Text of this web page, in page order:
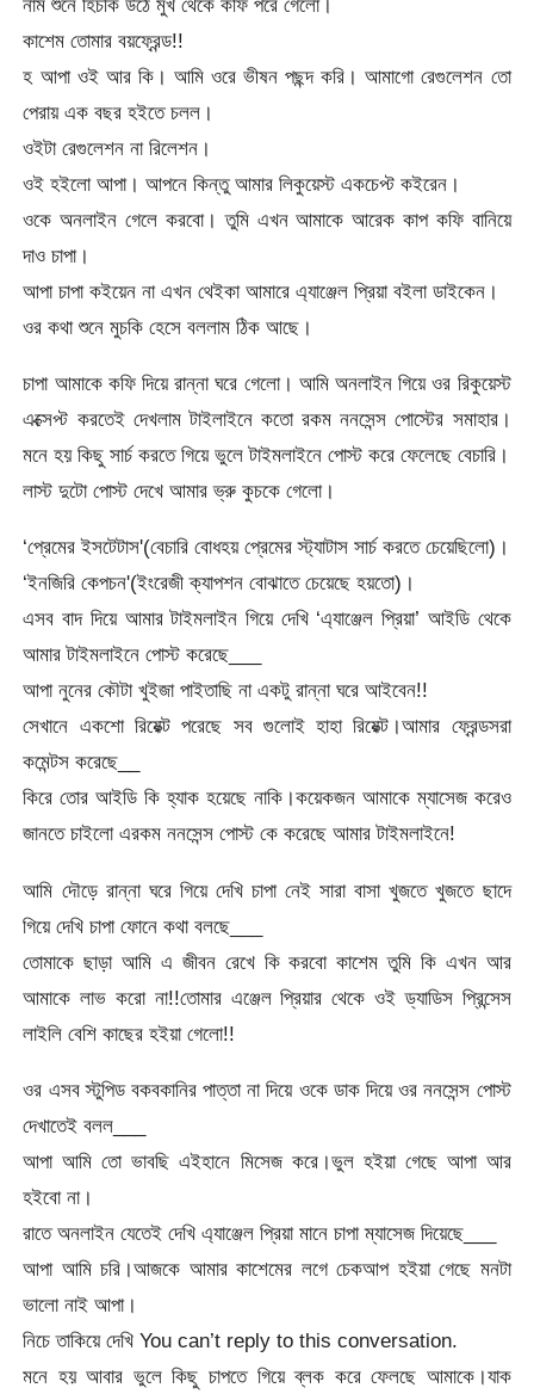
কাশেম তোমার বয়ফ্রেন্ড!!
হ আপা ওই আর কি। আমি ওরে ভীষন পছন্দ করি। আমাগো রেগুলেশন তো
পেরায় এক বছর হইতে চলল।
ওইটা রেগুলেশন না রিলেশন।
ওই হইলো আপা। আপনে কিন্তু আমার লিকুয়েস্ট একচেপ্ট কইরেন।
ওকে অনলাইন গেলে করবো। তুমি এখন আমাকে আরেক কাপ কফি বানিয়ে
দাও চাপা।
আপা চাপা কইয়েন না এখন থেইকা আমারে এ্যাঞ্জেল প্রিয়া বইলা ডাইকেন।
ওর কথা শুনে মুচকি হেসে বললাম ঠিক আছে।
চাপা আমাকে কফি দিয়ে রান্না ঘরে গেলো। আমি অনলাইন গিয়ে ওর রিকুয়েস্ট
এক্সেপ্ট করতেই দেখলাম টাইলাইনে কতো রকম ননসেন্স পোস্টের সমাহার।
মনে হয় কিছু সার্চ করতে গিয়ে ভুলে টাইমলাইনে পোস্ট করে ফেলেছে বেচারি।
লাস্ট দুটো পোস্ট দেখে আমার ভ্রু কুচকে গেলো।
‘প্রেমের ইসটেটাস'(বেচারি বোধহয় প্রেমের স্ট্যাটাস সার্চ করতে চেয়েছিলো)।
‘ইনজিরি কেপচন'(ইংরেজী ক্যাপশন বোঝাতে চেয়েছে হয়তো)।
এসব বাদ দিয়ে আমার টাইমলাইন গিয়ে দেখি ‘এ্যাঞ্জেল প্রিয়া’ আইডি থেকে
আমার টাইমলাইনে পোস্ট করেছে___
আপা নুনের কৌটা খুইজা পাইতাছি না একটু রান্না ঘরে আইবেন!!
সেখানে একশো রিয়েক্ট পরেছে সব গুলোই হাহা রিয়েক্ট।আমার ফ্রেন্ডসরা
কমেন্টস করেছে__
কিরে তোর আইডি কি হ্যাক হয়েছে নাকি।কয়েকজন আমাকে ম্যাসেজ করেও
জানতে চাইলো এরকম ননসেন্স পোস্ট কে করেছে আমার টাইমলাইনে!
আমি দৌড়ে রান্না ঘরে গিয়ে দেখি চাপা নেই সারা বাসা খুজতে খুজতে ছাদে
গিয়ে দেখি চাপা ফোনে কথা বলছে___
তোমাকে ছাড়া আমি এ জীবন রেখে কি করবো কাশেম তুমি কি এখন আর
আমাকে লাভ করো না!!তোমার এঞ্জেল প্রিয়ার থেকে ওই ড্যাডিস প্রিন্সেস
লাইলি বেশি কাছের হইয়া গেলো!!
ওর এসব স্টুপিড বকবকানির পাত্তা না দিয়ে ওকে ডাক দিয়ে ওর ননসেন্স পোস্ট
দেখাতেই বলল___
আপা আমি তো ভাবছি এইহানে মিসেজ করে।ভুল হইয়া গেছে আপা আর
হইবো না।
রাতে অনলাইন যেতেই দেখি এ্যাঞ্জেল প্রিয়া মানে চাপা ম্যাসেজ দিয়েছে___
আপা আমি চরি।আজকে আমার কাশেমের লগে চেকআপ হইয়া গেছে মনটা
ভালো নাই আপা।
নিচে তাকিয়ে দেখি You can’t reply to this conversation.
মনে হয় আবার ভুলে কিছু চাপতে গিয়ে ব্লক করে ফেলছে আমাকে।যাক